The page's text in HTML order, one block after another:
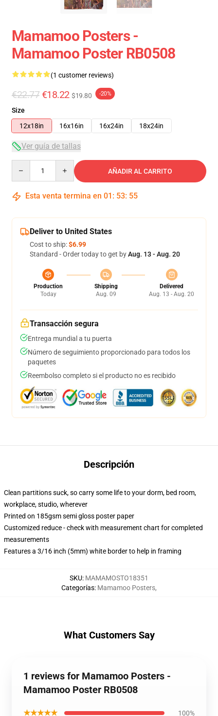
Mamamoo Posters -
Mamamoo Poster RB0508
(1 customer reviews)
€22.77 €18.22 $19.80 -20%
Size
12x18in
16x16in 16x24in 18x24in
Ver guía de tallas
AÑADIR AL CARRITO
Esta venta termina en 01 : 53: 54
Deliver to United States
Cost to ship:$6.99
Standard - Order today to get byAug. 13 - Aug. 20
Production
Today
Shipping
Aug. 09
Delivered
Aug. 13 - Aug. 20
Transacción segura
Entrega mundial a tu puerta
Número de seguimiento proporcionado para todos los
paquetes
Reembolso completo si el producto no es recibido
Descripción
Clean partitions suck, so carry some life to your dorm, bed room,
workplace, studio, wherever
Printed on 185gsm semi gloss poster paper
Customized reduce - check with measurement chart for completed
measurements
Features a 3/16 inch (5mm) white border to help in framing
SKU: MAMAMOSTO18351
Categorías: Mamamoo Posters,
What Customers Say
1 reviews for Mamamoo Posters -
Mamamoo Poster RB0508
★★★★★ 100%